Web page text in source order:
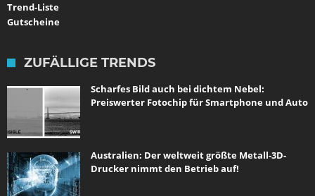
Trend-Liste
Gutscheine
ZUFÄLLIGE TRENDS
Scharfes Bild auch bei dichtem Nebel:
Preiswerter Fotochip für Smartphone und Auto
Australien: Der weltweit größte Metall-3D-
Drucker nimmt den Betrieb auf!